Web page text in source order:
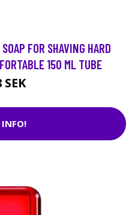
FOR SHAVING HARD
150 ML TUBE
SEK
INFO!